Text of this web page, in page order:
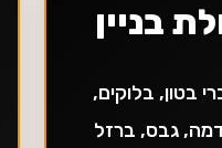
בניין
בטון, בלוקים,
גבס, ברזל